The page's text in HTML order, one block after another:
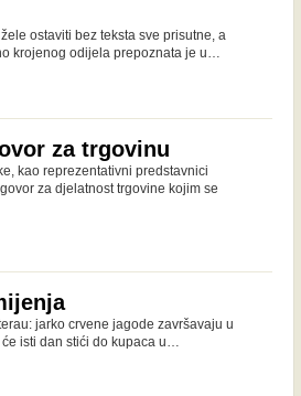
ostaviti bez teksta sve prisutne, a
krojenog odijela prepoznata je u…
za trgovinu
kao reprezentativni predstavnici
za djelatnost trgovine kojim se
jarko crvene jagode završavaju u
isti dan stići do kupaca u…